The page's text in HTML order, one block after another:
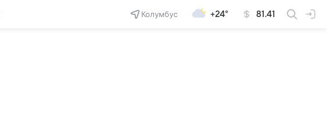
Колумбус +24° 81.41